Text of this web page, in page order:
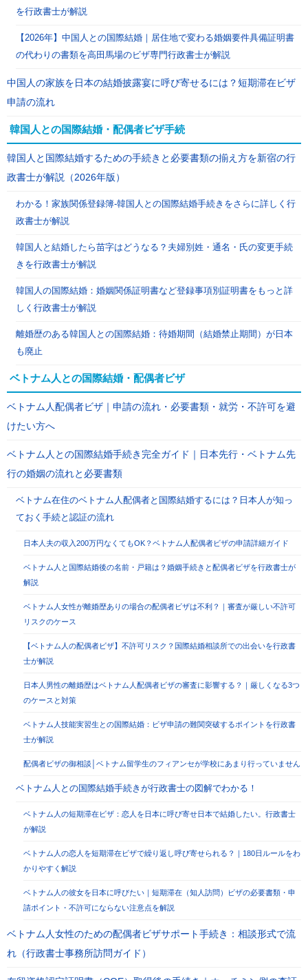
を行政書士が解説
【2026年】中国人との国際結婚｜居住地で変わる婚姻要件具備証明書
の代わりの書類を高田馬場のビザ専門行政書士が解説
中国人の家族を日本の結婚披露宴に呼び寄せるには？短期滞在ビザ
申請の流れ
韓国人との国際結婚・配偶者ビザ手続
韓国人と国際結婚するための手続きと必要書類の揃え方を新宿の行
政書士が解説（2026年版）
わかる！家族関係登録簿-韓国人との国際結婚手続きをさらに詳しく行
政書士が解説
韓国人と結婚したら苗字はどうなる？夫婦別姓・通名・氏の変更手続
きを行政書士が解説
韓国人の国際結婚：婚姻関係証明書など登録事項別証明書をもっと詳
しく行政書士が解説
離婚歴のある韓国人との国際結婚：待婚期間（結婚禁止期間）が日本
も廃止
ベトナム人との国際結婚・配偶者ビザ
ベトナム人配偶者ビザ｜申請の流れ・必要書類・就労・不許可を避
けたい方へ
ベトナム人との国際結婚手続き完全ガイド｜日本先行・ベトナム先
行の婚姻の流れと必要書類
ベトナム在住のベトナム人配偶者と国際結婚するには？日本人が知っ
ておく手続と認証の流れ
日本人夫の収入200万円なくてもOK？ベトナム人配偶者ビザの申請詳細ガイド
ベトナム人と国際結婚後の名前・戸籍は？婚姻手続きと配偶者ビザを行政書士が
解説
ベトナム人女性が離婚歴ありの場合の配偶者ビザは不利？｜審査が厳しい不許可
リスクのケース
【ベトナム人の配偶者ビザ】不許可リスク？国際結婚相談所での出会いを行政書
士が解説
日本人男性の離婚歴はベトナム人配偶者ビザの審査に影響する？｜厳しくなる3つ
のケースと対策
ベトナム人技能実習生との国際結婚：ビザ申請の難関突破するポイントを行政書
士が解説
配偶者ビザの御相談│ベトナム留学生のフィアンセが学校にあまり行っていません
ベトナム人との国際結婚手続きが行政書士の図解でわかる！
ベトナム人の短期滞在ビザ：恋人を日本に呼び寄せ日本で結婚したい。行政書士
が解説
ベトナム人の恋人を短期滞在ビザで繰り返し呼び寄せられる？｜180日ルールをわ
かりやすく解説
ベトナム人の彼女を日本に呼びたい｜短期滞在（知人訪問）ビザの必要書類・申
請ポイント・不許可にならない注意点を解説
ベトナム人女性のための配偶者ビザサポート手続き：相談形式で流
れ（行政書士事務所訪問ガイド）